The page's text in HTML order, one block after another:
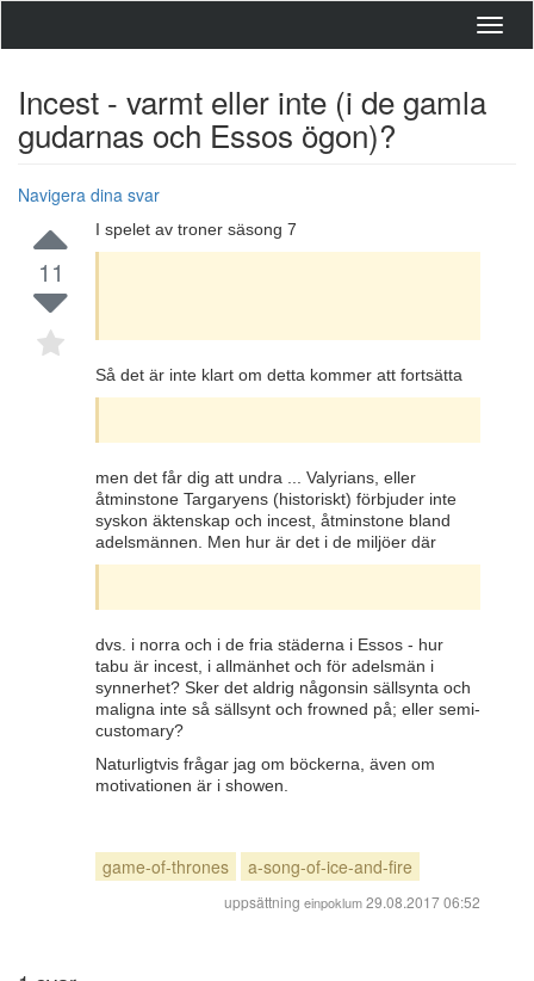
Incest - varmt eller inte (i de gamla
gudarnas och Essos ögon)?
Navigera dina svar
11
I spelet av troner säsong 7
Så det är inte klart om detta kommer att fortsätta
men det får dig att undra ... Valyrians, eller
åtminstone Targaryens (historiskt) förbjuder inte
syskon äktenskap och incest, åtminstone bland
adelsmännen. Men hur är det i de miljöer där
dvs. i norra och i de fria städerna i Essos - hur
tabu är incest, i allmänhet och för adelsmän i
synnerhet? Sker det aldrig någonsin sällsynta och
maligna inte så sällsynt och frowned på; eller semi-
customary?
Naturligtvis frågar jag om böckerna, även om
motivationen är i showen.
game-of-thrones a-song-of-ice-and-fire
uppsättning einpoklum29.08.2017 06:52